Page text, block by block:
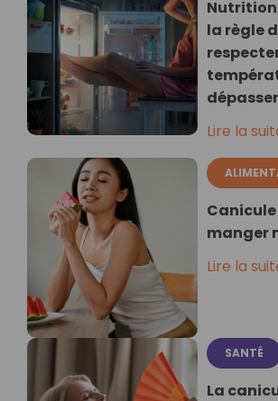
Nutrition
la règle
Lire la
manger
Lire la
SANTÉ
La